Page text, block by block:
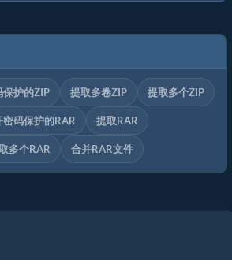
保护的ZIP 提取多卷ZIP 提取多个ZIP
密码保护的RAR 提取RAR
多个RAR 合并RAR文件